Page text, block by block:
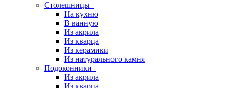
Столешницы
На кухню
В ванную
Из акрила
Из кварца
Из керамики
Из натурального камня
Подоконники
Из акрила
Из кварца